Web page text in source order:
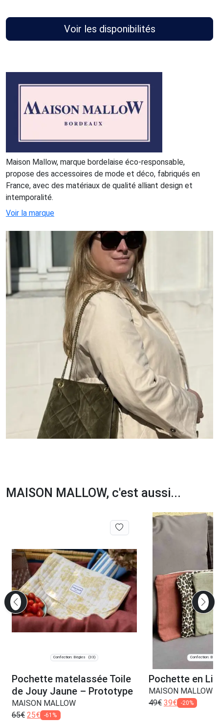
Voir les disponibilités
Maison Mallow, marque bordelaise éco-responsable,
propose des accessoires de mode et déco, fabriqués en
France, avec des matériaux de qualité alliant design et
intemporalité.
Voir la marque
MAISON MALLOW, c'est aussi...
Confection: Bègles (33)
Pochette matelassée Toile
de Jouy Jaune – Prototype
MAISON MALLOW
65€ 25€ -61%
Confection:
Pochette en
MAISON MALLOW
49€ 39€ -20%